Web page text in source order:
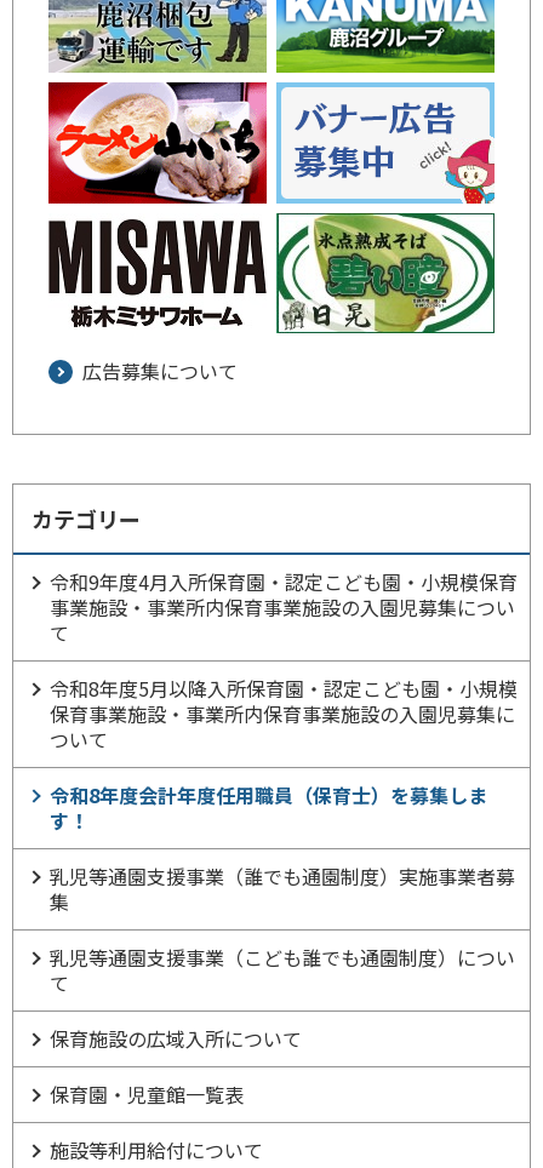
広告募集について
カテゴリー
令和9年度4月入所保育園・認定こども園・小規模保育
事業施設・事業所内保育事業施設の入園児募集につい
て
令和8年度5月以降入所保育園・認定こども園・小規模
保育事業施設・事業所内保育事業施設の入園児募集に
ついて
令和8年度会計年度任用職員（保育士）を募集しま
す！
乳児等通園支援事業（誰でも通園制度）実施事業者募
集
乳児等通園支援事業（こども誰でも通園制度）につい
て
保育施設の広域入所について
保育園・児童館一覧表
施設等利用給付について